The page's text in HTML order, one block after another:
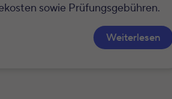
sowie Prüfungsgebühren.
Weiterlesen